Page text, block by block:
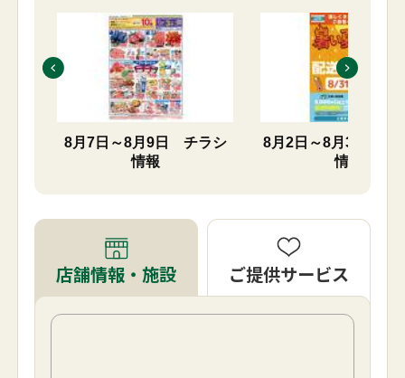
8月7日～8月9日 チラシ
情報
8月2日～8月31日
情報
店舗情報・施設 ご提供サービス